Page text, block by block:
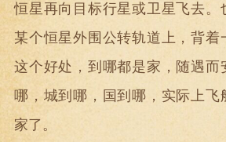
恒星再向目标行星或卫星飞去。
某个恒星外围公转轨道上，背着
这个好处，到哪都是家，随遇而
哪，城到哪，国到哪，实际上飞
家了。